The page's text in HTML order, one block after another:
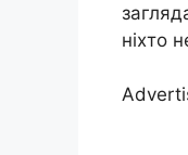
ніхто